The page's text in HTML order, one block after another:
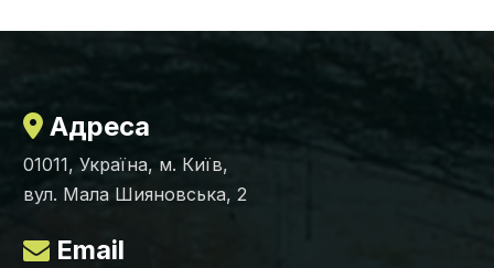
Адреса
01011, Україна, м. Київ,
вул. Мала Шияновська, 2
Email